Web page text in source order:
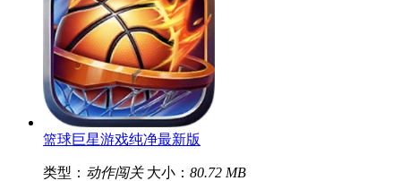
篮球巨星游戏纯净最新版
类型： 动作闯关 大小： 80.72 MB